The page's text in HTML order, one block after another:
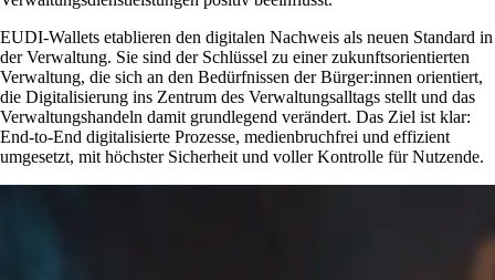
EUDI-Wallets etablieren den digitalen Nachweis als neuen Standard in
der Verwaltung. Sie sind der Schlüssel zu einer zukunftsorientierten
Verwaltung, die sich an den Bedürfnissen der Bürger:innen orientiert,
die Digitalisierung ins Zentrum des Verwaltungsalltags stellt und das
Verwaltungshandeln damit grundlegend verändert. Das Ziel ist klar:
End-to-End digitalisierte Prozesse, medienbruchfrei und effizient
umgesetzt, mit höchster Sicherheit und voller Kontrolle für Nutzende.